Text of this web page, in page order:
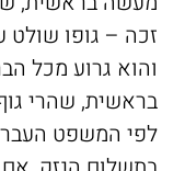
זכה – גופו שולט
והוא גרוע מכל
בראשית, שהרי
לפי המשפט